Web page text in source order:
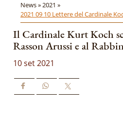
News »2021 »
2021 09 10 Lettere del Cardinale
Il Cardinale Kurt Koch
Rasson Arussi e al
10 set 2021